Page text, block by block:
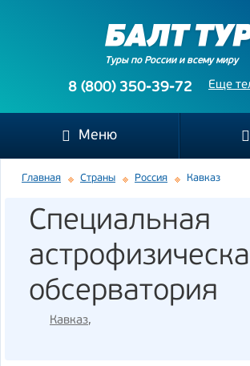
Туры по России и всему миру
Еще
8 (800) 350-39-72
Меню
Главная Страны Россия Кавказ
Специальная
обсерватория
Кавказ,